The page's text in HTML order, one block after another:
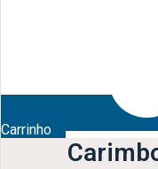
Carrinho